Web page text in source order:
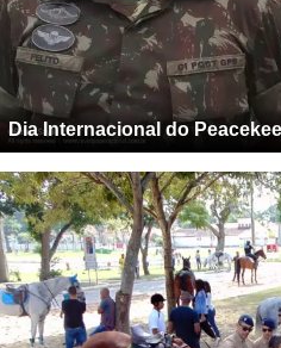
Dia Internacional do